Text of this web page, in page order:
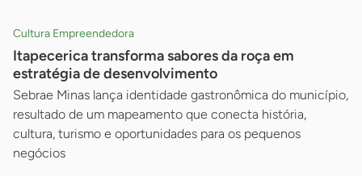
Cultura Empreendedora
Itapecerica transforma sabores da roça em
estratégia de desenvolvimento
Sebrae Minas lança identidade gastronômica do município,
resultado de um mapeamento que conecta história,
cultura, turismo e oportunidades para os pequenos
negócios